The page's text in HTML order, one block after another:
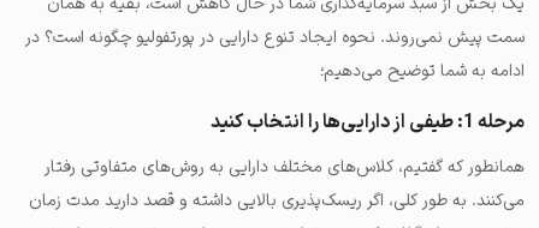
سمت پیش نمی‌روند. نحوه ایجاد تنوع دارایی در پورتفولیو چگونه است؟ در
ادامه به شما توضیح می‌دهیم؛
مرحله 1: طیفی از دارایی‌ها را انتخاب کنید
همانطور که گفتیم، کلاس‌های مختلف دارایی به روش‌های متفاوتی رفتار
می‌کنند. به طور کلی، اگر ریسک‌پذیری بالایی داشته و قصد دارید مدت زمان